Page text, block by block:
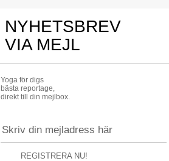
NYHETSBREV
VIA MEJL
Yoga för digs
bästa reportage,
direkt till din mejlbox.
REGISTRERA NU!